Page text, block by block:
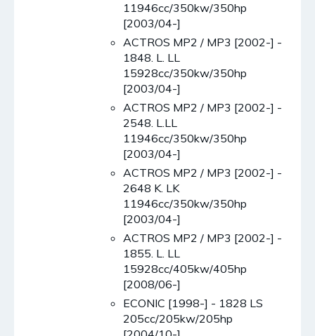
11946cc/350kw/350hp
[2003/04-]
ACTROS MP2 / MP3 [2002-] -
1848. L. LL
15928cc/350kw/350hp
[2003/04-]
ACTROS MP2 / MP3 [2002-] -
2548. L.LL
11946cc/350kw/350hp
[2003/04-]
ACTROS MP2 / MP3 [2002-] -
2648 K. LK
11946cc/350kw/350hp
[2003/04-]
ACTROS MP2 / MP3 [2002-] -
1855. L. LL
15928cc/405kw/405hp
[2008/06-]
ECONIC [1998-] - 1828 LS
205cc/205kw/205hp